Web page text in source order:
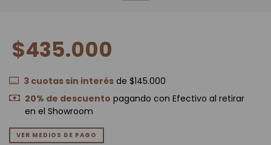
$435.000
3cuotas sin interésde $145.000
20% de descuento pagando con Efectivo al retirar
en el Showroom
VER MEDIOS DE PAGO